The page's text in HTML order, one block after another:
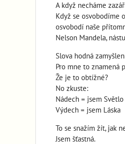
A když necháme
Když se osvobodíme
osvobodí naše
Nelson Mandela,
Slova hodná
Pro mne to znamená
Že je to obtížné?
No zkuste:
Nádech = jsem Světlo
Výdech = jsem Láska
To se snažím žít, jak
Jsem šťastná.